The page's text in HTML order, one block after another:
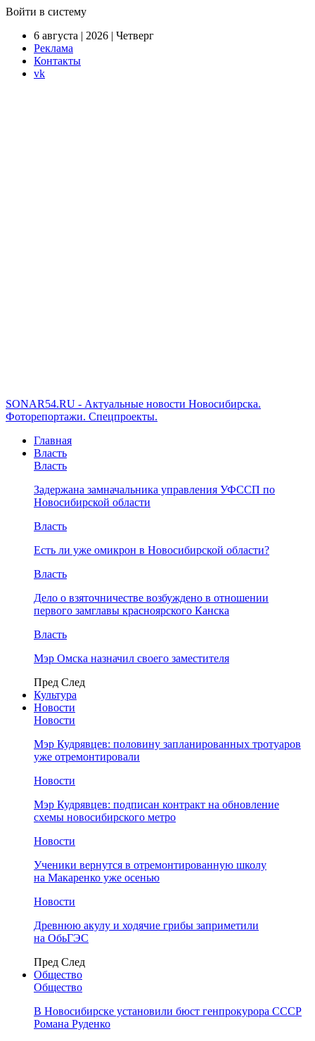
Войти в систему
6 августа | 2026 | Четверг
Реклама
Контакты
vk
SONAR54.RU - Актуальные новости Новосибирска.
Фоторепортажи. Спецпроекты.
Главная
Власть
Власть
Задержана замначальника управления УФССП по
Новосибирской области
Власть
Есть ли уже омикрон в Новосибирской области?
Власть
Дело о взяточничестве возбуждено в отношении
первого замглавы красноярского Канска
Власть
Мэр Омска назначил своего заместителя
Пред След
Культура
Новости
Новости
Мэр Кудрявцев: половину запланированных тротуаров
уже отремонтировали
Новости
Мэр Кудрявцев: подписан контракт на обновление
схемы новосибирского метро
Новости
Ученики вернутся в отремонтированную школу
на Макаренко уже осенью
Новости
Древнюю акулу и ходячие грибы заприметили
на ОбьГЭС
Пред След
Общество
Общество
В Новосибирске установили бюст генпрокурора СССР
Романа Руденко